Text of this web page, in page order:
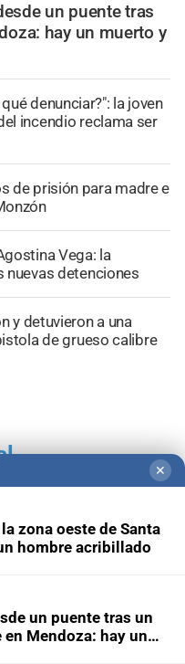
un puente tras
hay un muerto y
qué denunciar?": la joven
incendio reclama ser
de prisión para madre e
Vega: la
nuevas detenciones
y detuvieron a una
de grueso calibre
✕
zona oeste de Santa
hombre acribillado
un puente tras un
Mendoza: hay un